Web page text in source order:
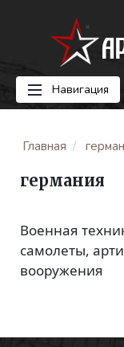
Навигация
Главная
германия
Военная
самолеты,
вооружения